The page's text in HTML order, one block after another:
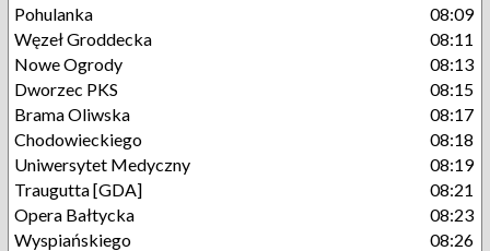
Pohulanka
08:09
Węzeł Groddecka
08:11
Nowe Ogrody
08:13
Dworzec PKS
08:15
Brama Oliwska
08:17
Chodowieckiego
08:18
Uniwersytet Medyczny
08:19
Traugutta [GDA]
08:21
Opera Bałtycka
08:23
Wyspiańskiego
08:26